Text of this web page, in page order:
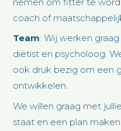
coach of
Team: Wij werken
diëtist en psycholoog.
ook druk bezig om een
ontwikkelen.
We willen graag met
staat en een plan